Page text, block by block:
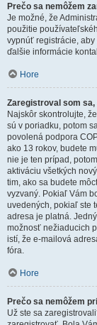
Prečo sa nemôžem
Je možné, že
použitie
vypnúť registrácie,
ďalšie informácie
Hore
Zaregistroval som
Najskôr skontrolujte,
sú v poriadku, potom
povolená podpora
ako 13 rokov, budete
nie je ten prípad,
aktiváciu všetkých
tim, ako sa budete
vyzvaný. Pokiaľ Vám
uvedených, pokiaľ ste
adresa je platná.
možnosť nežiaducich
istí, že e-mailová
fóra.
Hore
Prečo sa nemôžem
Už ste sa